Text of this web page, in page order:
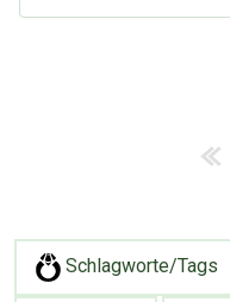
Schlagworte/Tags